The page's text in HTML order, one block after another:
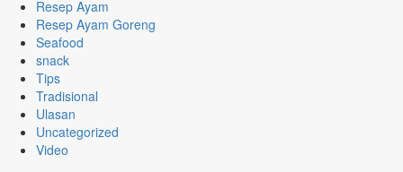
Resep Ayam
Resep Ayam Goreng
Seafood
snack
Tips
Tradisional
Ulasan
Uncategorized
Video